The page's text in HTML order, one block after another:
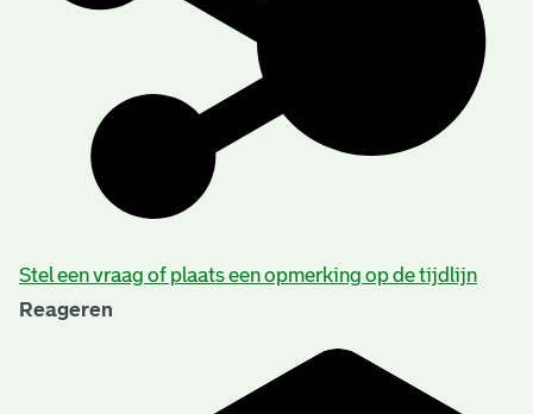
Stel een vraag of plaats een opmerking op de tijdlijn
Reageren